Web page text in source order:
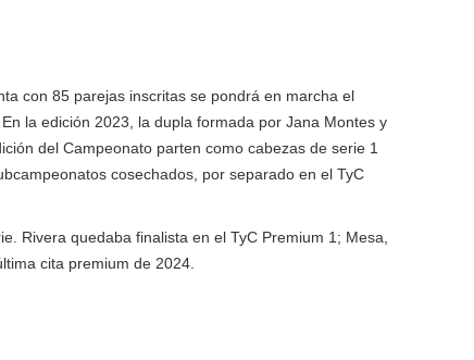
con 85 parejas inscritas se pondrá en marcha el
la edición 2023, la dupla formada por Jana Montes y
del Campeonato parten como cabezas de serie 1
cosechados, por separado en el TyC
Rivera quedaba finalista en el TyC Premium 1; Mesa,
cita premium de 2024.